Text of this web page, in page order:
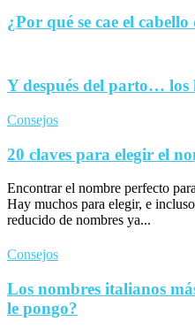
¿Por qué se cae el
Y después del parto… los
Consejos
20 claves para elegir el
Encontrar el nombre perfecto
Hay muchos para elegir, e
reducido de nombres ya...
Consejos
Los nombres italianos
le pongo?